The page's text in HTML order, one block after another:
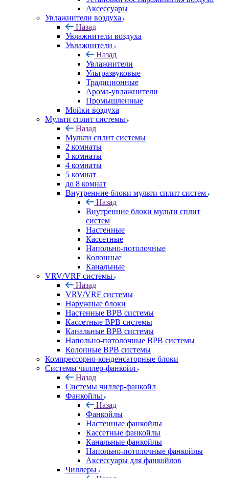
Аксессуары
Увлажнители воздуха
Назад
Увлажнители воздуха
Увлажнители
Назад
Увлажнители
Ультразвуковые
Традиционные
Арома-увлажнители
Промышленные
Мойки воздуха
Мульти сплит системы
Назад
Мульти сплит системы
2 комнаты
3 комнаты
4 комнаты
5 комнат
до 8 комнат
Внутренние блоки мульти сплит систем
Назад
Внутренние блоки мульти сплит
систем
Настенные
Кассетные
Напольно-потолочные
Колонные
Канальные
VRV/VRF системы
Назад
VRV/VRF системы
Наружные блоки
Настенные ВРВ системы
Кассетные ВРВ системы
Канальные ВРВ системы
Напольно-потолочные ВРВ системы
Колонные ВРВ системы
Компрессорно-конденсаторные блоки
Системы чиллер-фанкойл
Назад
Системы чиллер-фанкойл
Фанкойлы
Назад
Фанкойлы
Настенные фанкойлы
Кассетные фанкойлы
Канальные фанкойлы
Напольно-потолочные фанкойлы
Аксессуары для фанкойлов
Чиллеры